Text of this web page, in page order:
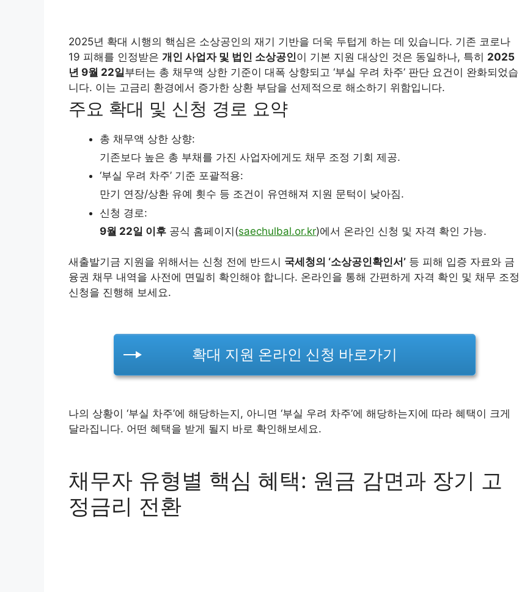
2025년 확대 시행의 핵심은 소상공인의 재기 기반을 더욱 두텁게 하는 데 있습니다. 기존 코로나
19 피해를 인정받은 개인 사업자 및 법인 소상공인이 기본 지원 대상인 것은 동일하나, 특히 2025
년 9월 22일부터는 총 채무액 상한 기준이 대폭 상향되고 ‘부실 우려 차주’ 판단 요건이 완화되었습
니다. 이는 고금리 환경에서 증가한 상환 부담을 선제적으로 해소하기 위함입니다.
주요 확대 및 신청 경로 요약
총 채무액 상한 상향:
기존보다 높은 총 부채를 가진 사업자에게도 채무 조정 기회 제공.
‘부실 우려 차주’ 기준 포괄적용:
만기 연장/상환 유예 횟수 등 조건이 유연해져 지원 문턱이 낮아짐.
신청 경로:
9월 22일 이후 공식 홈페이지(saechulbal.or.kr)에서 온라인 신청 및 자격 확인 가능.
새출발기금 지원을 위해서는 신청 전에 반드시 국세청의 ‘소상공인확인서’ 등 피해 입증 자료와 금
융권 채무 내역을 사전에 면밀히 확인해야 합니다. 온라인을 통해 간편하게 자격 확인 및 채무 조정
신청을 진행해 보세요.
확대 지원 온라인 신청 바로가기
나의 상황이 ‘부실 차주’에 해당하는지, 아니면 ‘부실 우려 차주’에 해당하는지에 따라 혜택이 크게
달라집니다. 어떤 혜택을 받게 될지 바로 확인해보세요.
채무자 유형별 핵심 혜택: 원금 감면과 장기 고
정금리 전환